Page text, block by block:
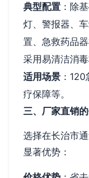
典型配置 ：除
灯、警报器、
置、急救药品
采用易清洁消
适用场景 ：
疗保障等。
三、厂家直销
选择在长治市
显著优势：